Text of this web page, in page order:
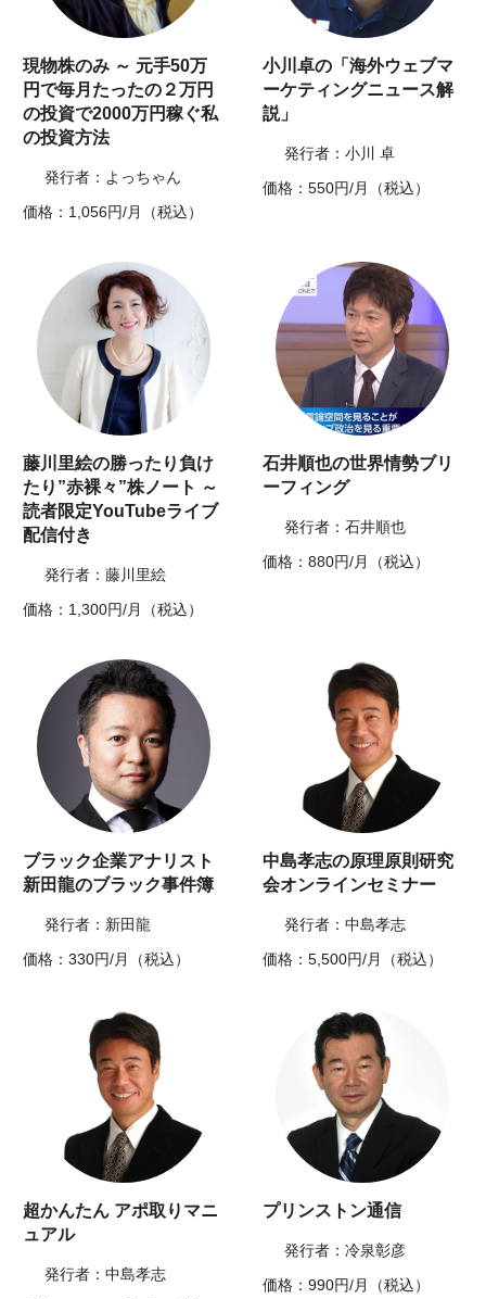
現物株のみ ～ 元手50万
円で毎月たったの２万円
の投資で2000万円稼ぐ私
の投資方法
発行者：よっちゃん
価格：1,056円/月（税込）
小川卓の「海外ウェブマ
ーケティングニュース解
説」
発行者：小川 卓
価格：550円/月（税込）
藤川里絵の勝ったり負け
たり”赤裸々”株ノート ～
読者限定YouTubeライブ
配信付き
発行者：藤川里絵
価格：1,300円/月（税込）
石井順也の世界情勢ブリ
ーフィング
発行者：石井順也
価格：880円/月（税込）
ブラック企業アナリスト
新田龍のブラック事件簿
発行者：新田龍
価格：330円/月（税込）
中島孝志の原理原則研究
会オンラインセミナー
発行者：中島孝志
価格：5,500円/月（税込）
超かんたん アポ取りマニ
ュアル
発行者：中島孝志
プリンストン通信
発行者：冷泉彰彦
価格：990円/月（税込）